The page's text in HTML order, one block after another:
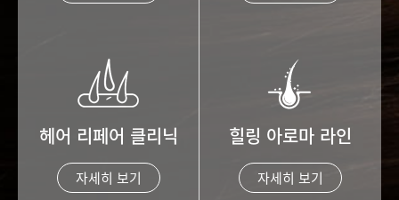
헤어 리페어 클리닉
자세히 보기
힐링 아로마 라인
자세히 보기